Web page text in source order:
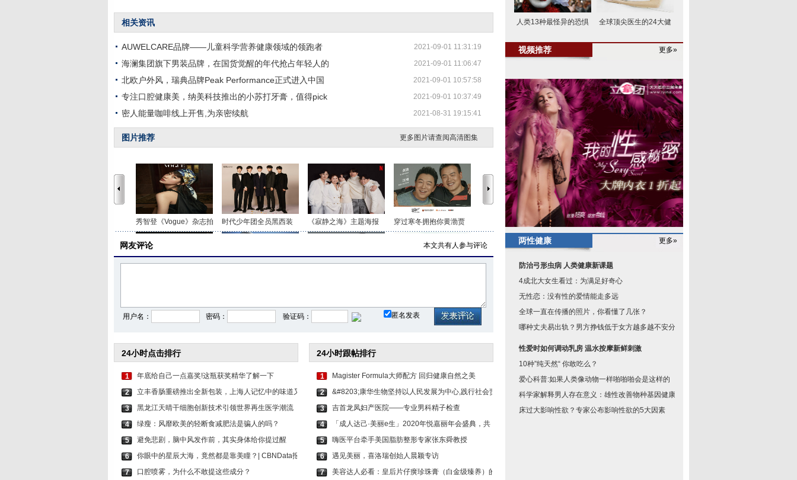
相关资讯
AUWELCARE品牌——儿童科学营养健康领域的领跑者 2021-09-01 11:31:19
海澜集团旗下男装品牌，在国货觉醒的年代抢占年轻人的 2021-09-01 11:06:47
北欧户外风，瑞典品牌Peak Performance正式进入中国 2021-09-01 10:57:58
专注口腔健康美，纳美科技推出的小苏打牙膏，值得pick 2021-09-01 10:37:49
密人能量咖啡线上开售,为亲密续航 2021-08-31 19:15:41
更多图片请查阅高清图集
图片推荐
秀智登《Vogue》杂志拍 时代少年团全员黑西装 《寂静之海》主题海报 穿过寒冬拥抱你黄渤贾
网友评论 本文共有人参与评论
用户名： 密码： 验证码： 匿名发表
24小时点击排行
1
年底给自己一点嘉奖!这瓶获奖精华了解一下
2
立丰香肠重磅推出全新包装，上海人记忆中的味道又
3
黑龙江天晴干细胞创新技术引领世界再生医学潮流
4
绿瘦：风靡欧美的轻断食减肥法是骗人的吗？
5
避免悲剧，脑中风发作前，其实身体给你提过醒
6
你眼中的星辰大海，竟然都是靠美瞳？| CBNData报
7
口腔喷雾，为什么不敢提这些成分？
24小时跟帖排行
1
Magister Formula大师配方 回归健康自然之美
2
&#8203;康华生物坚持以人民发展为中心,践行社会责
3
吉首龙凤妇产医院——专业男科精子检查
4
「成人达己·美丽e生」2020年悦嘉丽年会盛典，共
5
嗨医平台牵手美国脂肪整形专家张东舜教授
6
遇见美丽，喜洛瑞创始人晨颖专访
7
美容达人必看：皇后片仔癀珍珠膏（白金级臻养）的
人类13种最怪异的恐惧 全球顶尖医生的24大健
视频推荐 更多»
两性健康 更多»
防治弓形虫病 人类健康新课题
4成北大女生看过：为满足好奇心
无性恋：没有性的爱情能走多远
全球一直在传播的照片，你看懂了几张？
哪种丈夫易出轨？男方挣钱低于女方越多越不安分
性爱时如何调动乳房 温水按摩新鲜刺激
10种”纯天然“ 你敢吃么？
爱心科普:如果人类像动物一样啪啪啪会是这样的
科学家解释男人存在意义：雄性改善物种基因健康
床过大影响性欲？专家公布影响性欲的5大因素